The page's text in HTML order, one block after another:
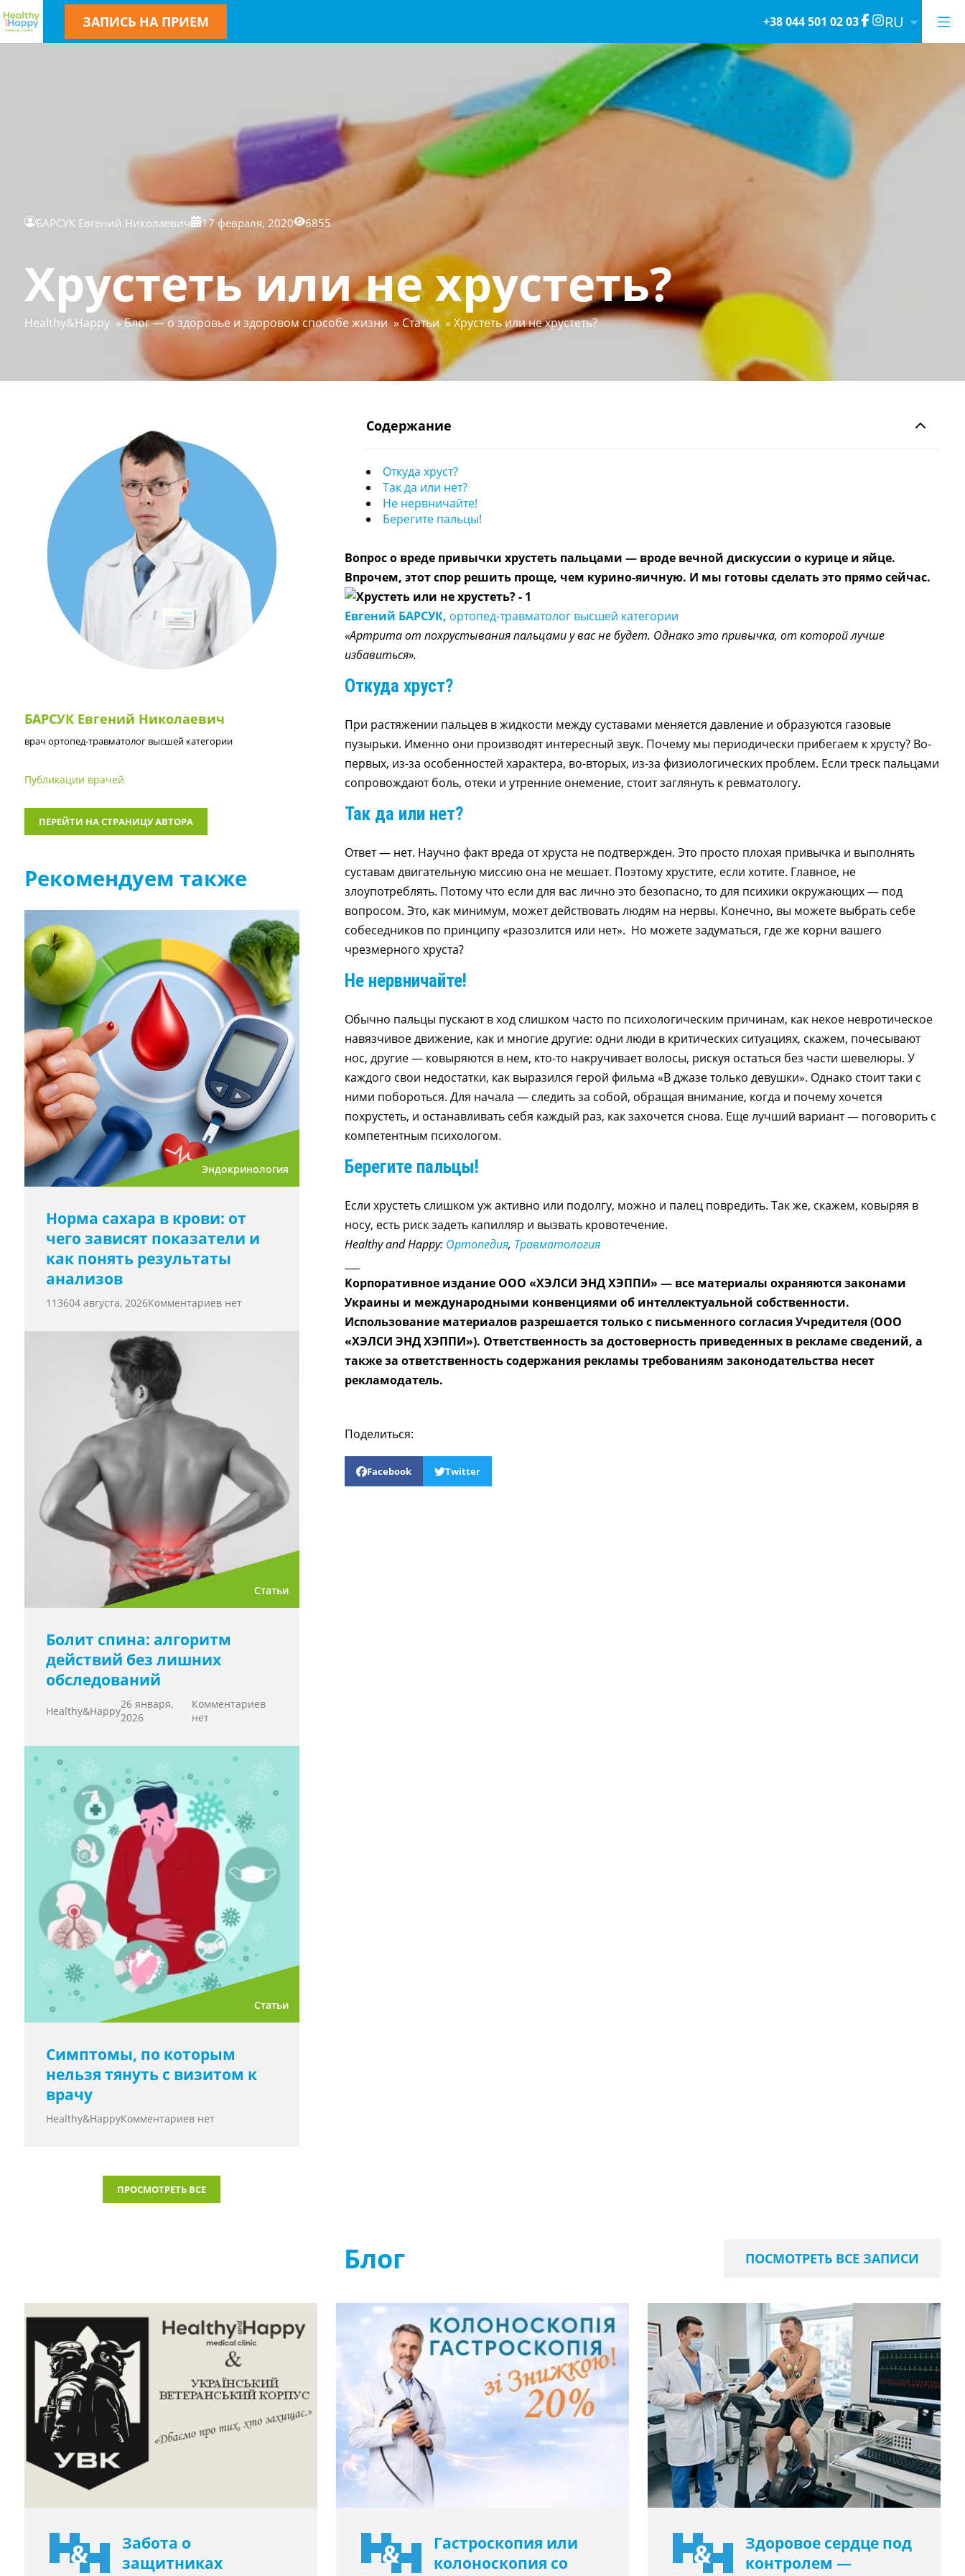
ЗАПИСЬ НА ПРИЕМ +38 044 501 02 03 RU
БАРСУК Евгений Николаевич 17 февраля, 2020 6855
Хрустеть или не хрустеть?
Healthy&Happy »Блог — о здоровье и здоровом способе жизни »Статьи » Хрустеть или не хрустеть?
БАРСУК Евгений Николаевич
врач ортопед-травматолог высшей категории
Публикации врачей
ПЕРЕЙТИ НА СТРАНИЦУ АВТОРА
Рекомендуем также
Эндокринология
Норма сахара в крови: от
чего зависят показатели и
как понять результаты
анализов
113604 августа, 2026Комментариев нет
Статьи
Болит спина: алгоритм
действий без лишних
обследований
Healthy&Happy26 января,
2026
Комментариев
нет
Статьи
Симптомы, по которым
нельзя тянуть с визитом к
врачу
Healthy&HappyКомментариев нет
ПРОСМОТРЕТЬ ВСЕ
Содержание
Откуда хруст?
Так да или нет?
Не нервничайте!
Берегите пальцы!
Вопрос о вреде привычки хрустеть пальцами — вроде вечной дискуссии о курице и яйце.
Впрочем, этот спор решить проще, чем курино-яичную. И мы готовы сделать это прямо сейчас.
Евгений БАРСУК, ортопед-травматолог высшей категории
«Артрита от похрустывания пальцами у вас не будет. Однако это привычка, от которой лучше
избавиться».
Откуда хруст?
При растяжении пальцев в жидкости между суставами меняется давление и образуются газовые
пузырьки. Именно они производят интересный звук. Почему мы периодически прибегаем к хрусту? Во-
первых, из-за особенностей характера, во-вторых, из-за физиологических проблем. Если треск пальцами
сопровождают боль, отеки и утренние онемение, стоит заглянуть к ревматологу.
Так да или нет?
Ответ — нет. Научно факт вреда от хруста не подтвержден. Это просто плохая привычка и выполнять
суставам двигательную миссию она не мешает. Поэтому хрустите, если хотите. Главное, не
злоупотреблять. Потому что если для вас лично это безопасно, то для психики окружающих — под
вопросом. Это, как минимум, может действовать людям на нервы. Конечно, вы можете выбрать себе
собеседников по принципу «разозлится или нет». Но можете задуматься, где же корни вашего
чрезмерного хруста?
Не нервничайте!
Обычно пальцы пускают в ход слишком часто по психологическим причинам, как некое невротическое
навязчивое движение, как и многие другие: одни люди в критических ситуациях, скажем, почесывают
нос, другие — ковыряются в нем, кто-то накручивает волосы, рискуя остаться без части шевелюры. У
каждого свои недостатки, как выразился герой фильма «В джазе только девушки». Однако стоит таки с
ними побороться. Для начала — следить за собой, обращая внимание, когда и почему хочется
похрустеть, и останавливать себя каждый раз, как захочется снова. Еще лучший вариант — поговорить с
компетентным психологом.
Берегите пальцы!
Если хрустеть слишком уж активно или подолгу, можно и палец повредить. Так же, скажем, ковыряя в
носу, есть риск задеть капилляр и вызвать кровотечение.
Healthy and Happy: Ортопедия, Травматология
Корпоративное издание ООО «ХЭЛСИ ЭНД ХЭППИ» — все материалы охраняются законами
Украины и международными конвенциями об интеллектуальной собственности.
Использование материалов разрешается только с письменного согласия Учредителя (ООО
«ХЭЛСИ ЭНД ХЭППИ»). Ответственность за достоверность приведенных в рекламе сведений, а
также за ответственность содержания рекламы требованиям законодательства несет
рекламодатель.
Поделиться:
Facebook Twitter
Блог ПОСМОТРЕТЬ ВСЕ ЗАПИСИ
Забота о
защитниках
Гастроскопия или
колоноскопия со
Здоровое сердце под
контролем —